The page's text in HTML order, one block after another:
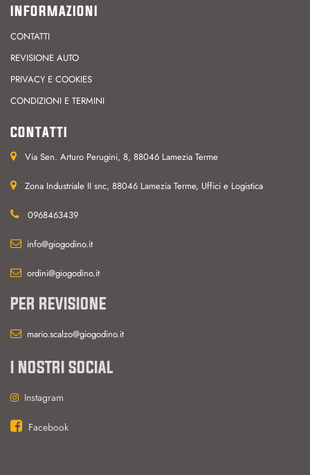
INFORMAZIONI
CONTATTI
REVISIONE AUTO
PRIVACY E COOKIES
CONDIZIONI E TERMINI
CONTATTI
Via Sen. Arturo Perugini, 8, 88046 Lamezia Terme
Zona Industriale II snc, 88046 Lamezia Terme, Uffici e Logistica
0968463439
info@giogodino.it
ordini@giogodino.it
PER REVISIONE
mario.scalzo@giogodino.it
I NOSTRI SOCIAL
Instagram
Facebook